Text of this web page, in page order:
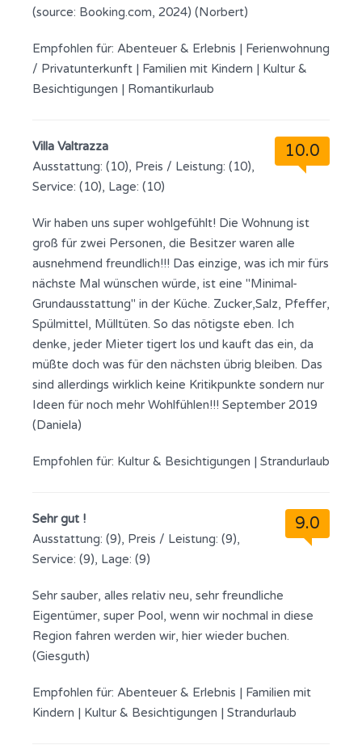
(source: Booking.com, 2024) (Norbert)
Empfohlen für: Abenteuer & Erlebnis | Ferienwohnung
/ Privatunterkunft | Familien mit Kindern | Kultur &
Besichtigungen | Romantikurlaub
10.0
Villa Valtrazza
Ausstattung: (10), Preis / Leistung: (10),
Service: (10), Lage: (10)
Wir haben uns super wohlgefühlt! Die Wohnung ist
groß für zwei Personen, die Besitzer waren alle
ausnehmend freundlich!!! Das einzige, was ich mir fürs
nächste Mal wünschen würde, ist eine "Minimal-
Grundausstattung" in der Küche. Zucker,Salz, Pfeffer,
Spülmittel, Mülltüten. So das nötigste eben. Ich
denke, jeder Mieter tigert los und kauft das ein, da
müßte doch was für den nächsten übrig bleiben. Das
sind allerdings wirklich keine Kritikpunkte sondern nur
Ideen für noch mehr Wohlfühlen!!! September 2019
(Daniela)
Empfohlen für: Kultur & Besichtigungen | Strandurlaub
9.0
Sehr gut !
Ausstattung: (9), Preis / Leistung: (9),
Service: (9), Lage: (9)
Sehr sauber, alles relativ neu, sehr freundliche
Eigentümer, super Pool, wenn wir nochmal in diese
Region fahren werden wir, hier wieder buchen.
(Giesguth)
Empfohlen für: Abenteuer & Erlebnis | Familien mit
Kindern | Kultur & Besichtigungen | Strandurlaub